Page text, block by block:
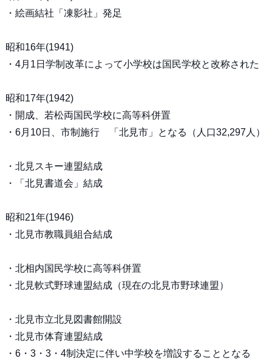
・絵画結社「凍影社」発足
昭和16年(1941)
・4月1日学制改革によって小学校は国民学校と改称された
昭和17年(1942)
・開成、若松両国民学校に高等科併置
・6月10日、市制施行 「北見市」となる（人口32,297人）
・北見スキー連盟結成
・「北見書道会」結成
昭和21年(1946)
・北見市教職員組合結成
・北相内国民学校に高等科併置
・北見軟式野球連盟結成（現在の北見市野球連盟）
・北見市立北見図書館開設
・北見市体育連盟結成
・6・3・3・4制決定に伴い中学校を増設することとなる